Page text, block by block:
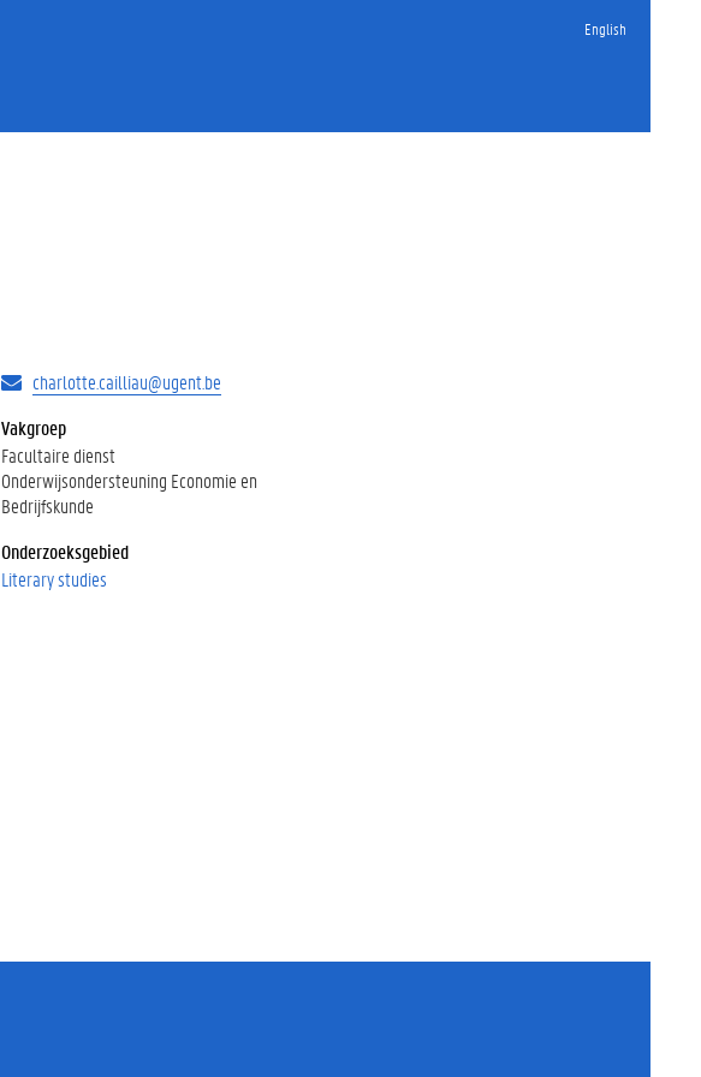
English
charlotte.cailliau@ugent.be
Vakgroep
Facultaire dienst
Onderwijsondersteuning Economie en
Bedrijfskunde
Onderzoeksgebied
Literary studies